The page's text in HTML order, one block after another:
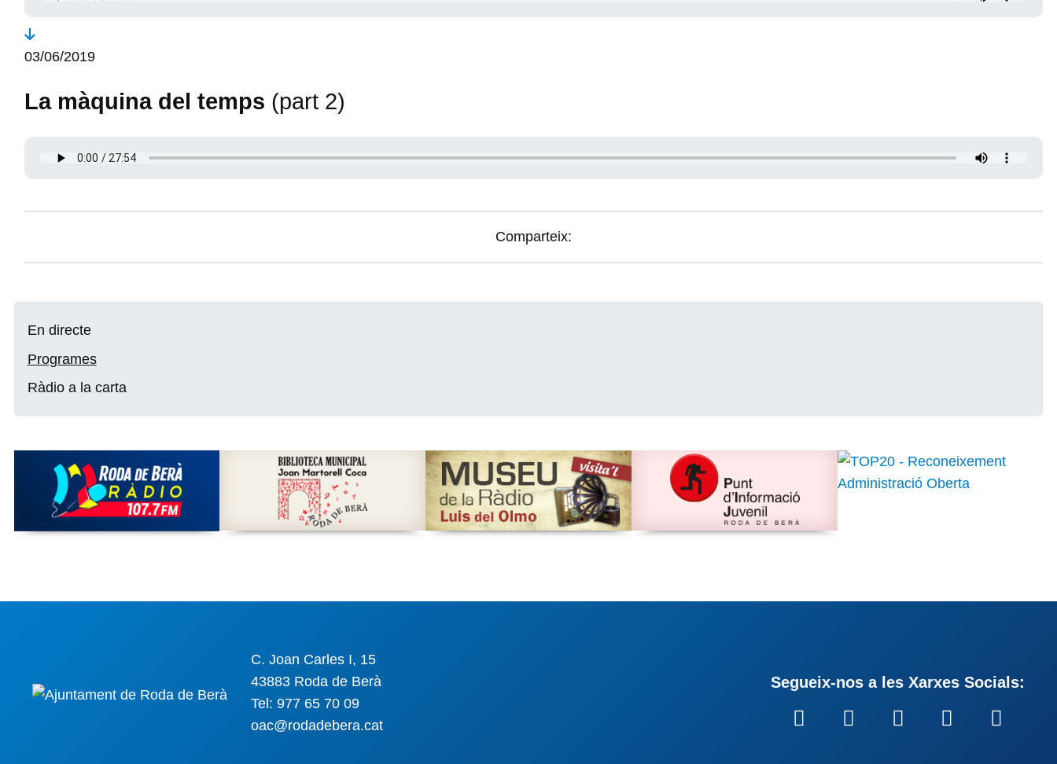
En directe
Programes
Ràdio a la carta
03/06/2019
La màquina del temps (part 2)
Comparteix:
C. Joan Carles I, 15
43883 Roda de Berà
Tel: 977 65 70 09
oac@rodadebera.cat
Segueix-nos a les Xarxes Socials: